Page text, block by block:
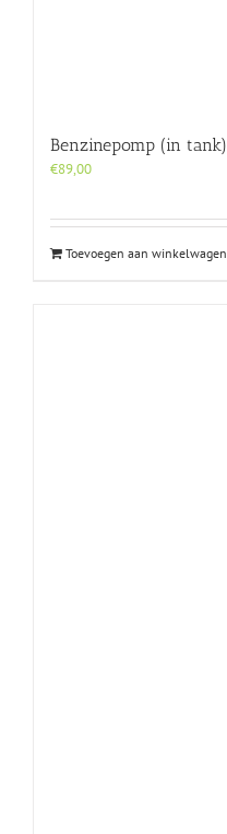
Benzinepomp (in tank)
€89,00
Toevoegen aan winkelwagen